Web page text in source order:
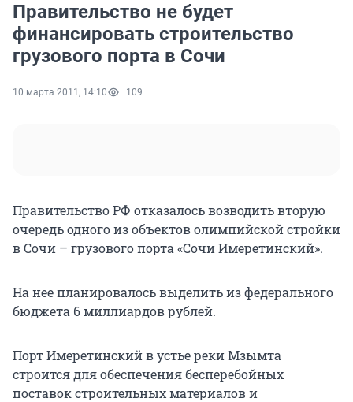
Правительство не будет
финансировать строительство
грузового порта в Cочи
10 марта 2011, 14:10 109
Правительство РФ отказалось возводить вторую
очередь одного из объектов олимпийской стройки
в Сочи – грузового порта «Сочи Имеретинский».
На нее планировалось выделить из федерального
бюджета 6 миллиардов рублей.
Порт Имеретинский в устье реки Мзымта
строится для обеспечения бесперебойных
поставок строительных материалов и